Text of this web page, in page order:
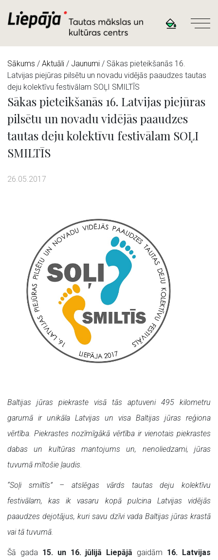
Sākums / Aktuāli / Jaunumi / Sākas pieteikšanās 16.
Latvijas piejūras pilsētu un novadu vidējās paaudzes tautas
deju kolektīvu festivālam SOĻI SMILTĪS
Sākas pieteikšanās 16. Latvijas piejūras
pilsētu un novadu vidējās paaudzes
tautas deju kolektīvu festivālam SOĻI
SMILTĪS
26.05.2017
Baltijas jūras piekraste visā tās aptuveni 495 kilometru
garumā ir unikāla Latvijas un visa Baltijas jūras reģiona
vērtība. Piekrastes nozīmīgākā vērtība ir vienotais piekrastes
dabas un kultūras mantojums un, nenoliedzami, jūras
tuvumā mītošie ļaudis.
“Soļi smiltīs” – atslēgas vārds tautas deju kolektīvu
festivālam, kas ik vasaru kopā pulcina Latvijas vidējās
paaudzes dejotājus, kuri savu dzīvi vada Baltijas jūras krastā
vai tā tuvumā.
Šā gada 15. un 16. jūlijā Liepājā gaidām 16. Latvijas